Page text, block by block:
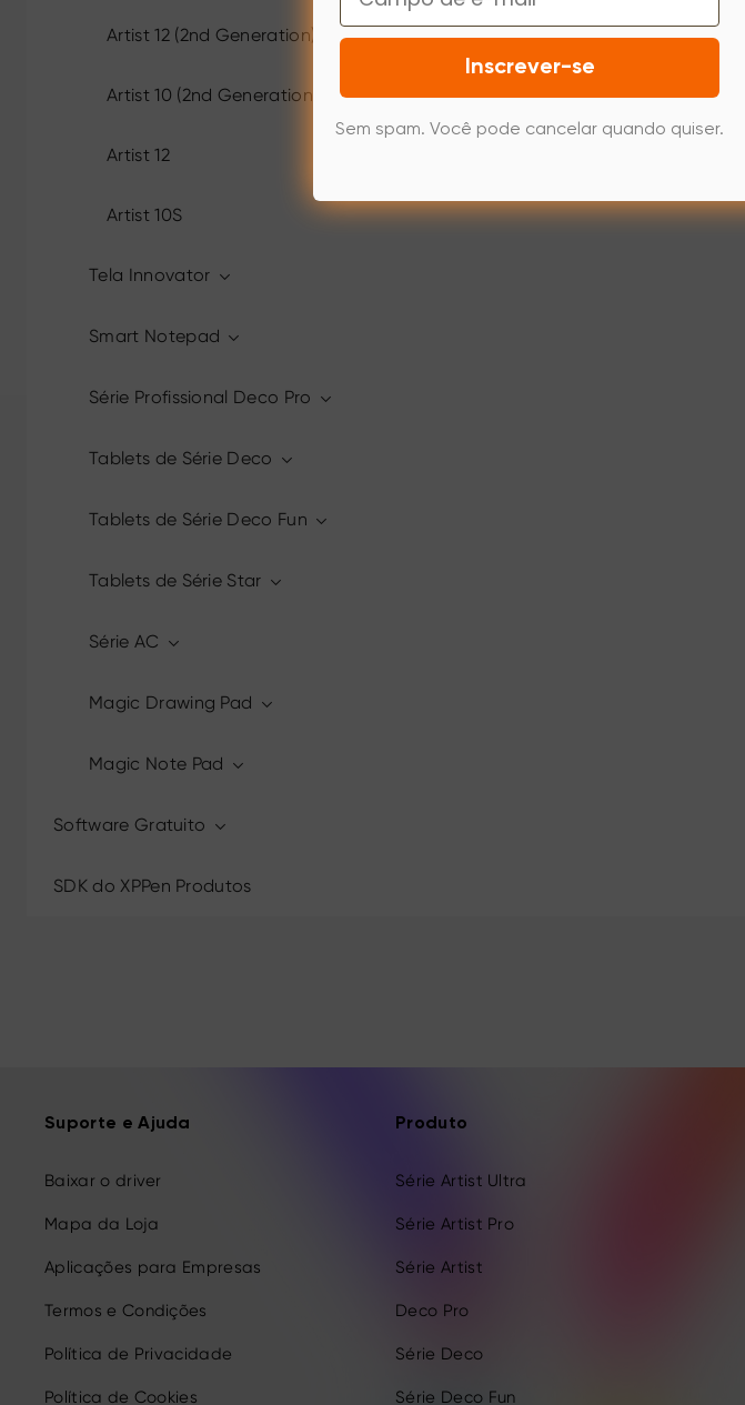
Artist 12 (2nd Generation)
Artist 10 (2nd Generation)
Artist 12
Artist 10S
Tela Innovator
Smart Notepad
Série Profissional Deco Pro
Tablets de Série Deco
Tablets de Série Deco Fun
Tablets de Série Star
Série AC
Magic Drawing Pad
Magic Note Pad
Software Gratuito
SDK do XPPen Produtos
Suporte e Ajuda
Baixar o driver
Mapa da Loja
Aplicações para Empresas
Termos e Condições
Política de Privacidade
Política de Cookies
Produto
Série Artist Ultra
Série Artist Pro
Série Artist
Deco Pro
Série Deco
Série Deco Fun
Inscrever-se
Sem spam. Você pode cancelar quando quiser.